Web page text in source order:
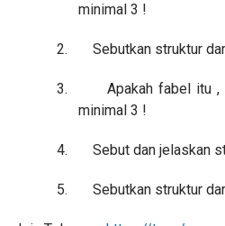
minimal 3 !
2. Sebutkan struktur
3.
Apakah fabel itu
minimal 3 !
4. Sebut dan jelaskan
5. Sebutkan struktur